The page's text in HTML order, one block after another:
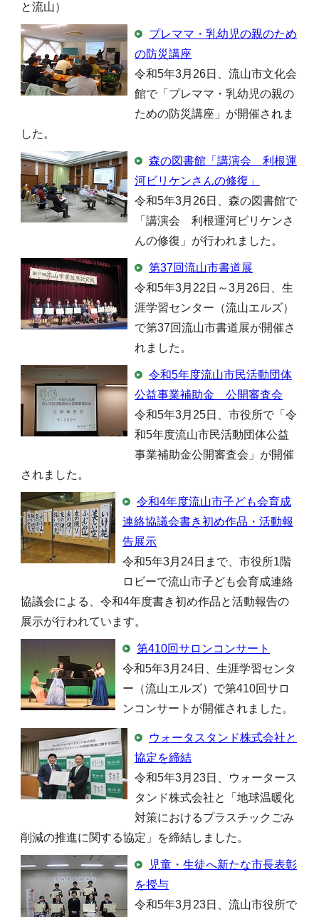
と流山）
プレママ・乳幼児の親のため
の防災講座
令和5年3月26日、流山市文化会
館で「プレママ・乳幼児の親の
ための防災講座」が開催されま
した。
森の図書館「講演会 利根運
河ビリケンさんの修復」
令和5年3月26日、森の図書館で
「講演会 利根運河ビリケンさ
んの修復」が行われました。
第37回流山市書道展
令和5年3月22日～3月26日、生
涯学習センター（流山エルズ）
で第37回流山市書道展が開催さ
れました。
令和5年度流山市民活動団体
公益事業補助金 公開審査会
令和5年3月25日、市役所で「令
和5年度流山市民活動団体公益
事業補助金公開審査会」が開催
されました。
令和4年度流山市子ども会育成
連絡協議会書き初め作品・活動報
告展示
令和5年3月24日まで、市役所1階
ロビーで流山市子ども会育成連絡
協議会による、令和4年度書き初め作品と活動報告の
展示が行われています。
第410回サロンコンサート
令和5年3月24日、生涯学習センタ
ー（流山エルズ）で第410回サロ
ンコンサートが開催されました。
ウォータスタンド株式会社と
協定を締結
令和5年3月23日、ウォータース
タンド株式会社と「地球温暖化
対策におけるプラスチックごみ
削減の推進に関する協定」を締結しました。
児童・生徒へ新たな市長表彰
を授与
令和5年3月23日、流山市役所で